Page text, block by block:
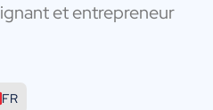
et entrepreneur
FR